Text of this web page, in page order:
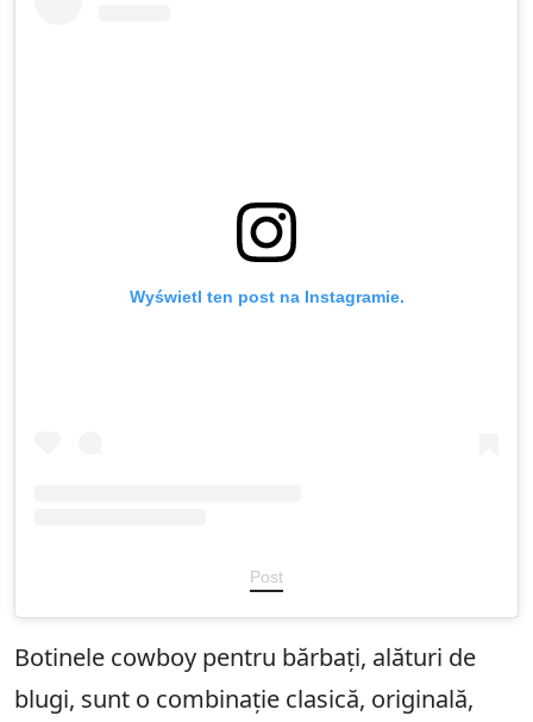
Wyświetl ten post na Instagramie.
Post
Botinele cowboy pentru bărbați, alături de
blugi, sunt o combinație clasică, originală,